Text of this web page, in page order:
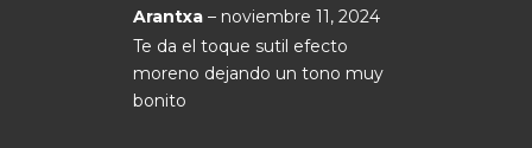
Valorado
con 5 de 5
Arantxa – noviembre 11, 2024
Te da el toque sutil efecto
moreno dejando un tono muy
bonito